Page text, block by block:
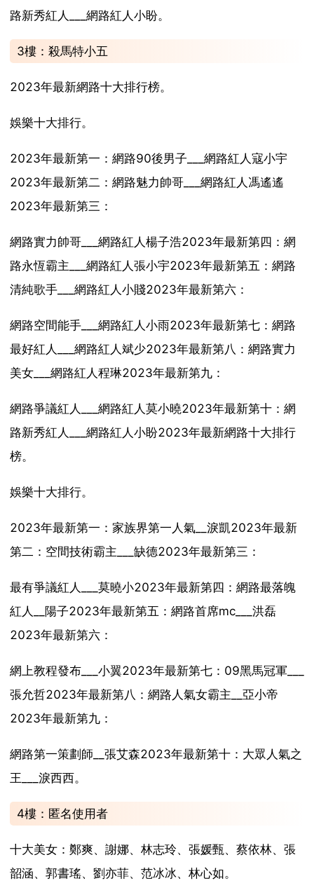
路新秀紅人___網路紅人小盼。
3樓：殺馬特小五
2023年最新網路十大排行榜。
娛樂十大排行。
2023年最新第一：網路90後男子___網路紅人寇小宇
2023年最新第二：網路魅力帥哥___網路紅人馮遙遙
2023年最新第三：
網路實力帥哥___網路紅人楊子浩2023年最新第四：網
路永恆霸主___網路紅人張小宇2023年最新第五：網路
清純歌手___網路紅人小賤2023年最新第六：
網路空間能手___網路紅人小雨2023年最新第七：網路
最好紅人___網路紅人斌少2023年最新第八：網路實力
美女___網路紅人程琳2023年最新第九：
網路爭議紅人___網路紅人莫小曉2023年最新第十：網
路新秀紅人___網路紅人小盼2023年最新網路十大排行
榜。
娛樂十大排行。
2023年最新第一：家族界第一人氣__淚凱2023年最新
第二：空間技術霸主___缺德2023年最新第三：
最有爭議紅人___莫曉小2023年最新第四：網路最落魄
紅人__陽子2023年最新第五：網路首席mc___洪磊
2023年最新第六：
網上教程發布___小翼2023年最新第七：09黑馬冠軍___
張允哲2023年最新第八：網路人氣女霸主__亞小帝
2023年最新第九：
網路第一策劃師__張艾森2023年最新第十：大眾人氣之
王___淚西西。
4樓：匿名使用者
十大美女：鄭爽、謝娜、林志玲、張媛甄、蔡依林、張
韶涵、郭書瑤、劉亦菲、范冰冰、林心如。